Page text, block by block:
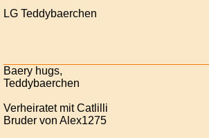
LG Teddybaerchen
Baery hugs,
Teddybaerchen
Verheiratet mit Catlilli
Bruder von Alex1275